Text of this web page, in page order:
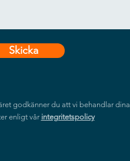
Skicka
godkänner du att vi behandlar dina
enligt vår integritetspolicy